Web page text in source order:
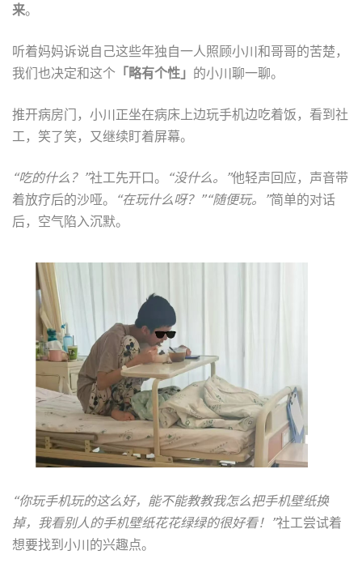
来。
听着妈妈诉说自己这些年独自一人照顾小川和哥哥的苦楚，
我们也决定和这个 「略有个性」 的小川聊一聊。
推开病房门，小川正坐在病床上边玩手机边吃着饭，看到社
工，笑了笑，又继续盯着屏幕。
“吃的什么？”社工先开口。 “没什么。”他轻声回应，声音带
着放疗后的沙哑。
“在玩什么呀？”“随便玩。”简单的对话
后，空气陷入沉默。
“你玩手机玩的这么好，能不能教教我怎么把手机壁纸换
掉，我看别人的手机壁纸花花绿绿的很好看！”社工尝试着
想要找到小川的兴趣点。